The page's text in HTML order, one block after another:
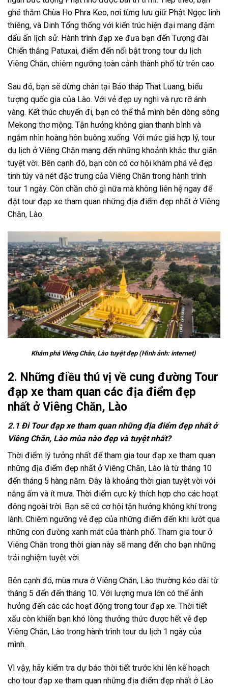
ghé thăm Chùa Ho Phra Keo, nơi từng lưu giữ Phật Ngọc linh
thiêng, và Dinh Tổng thống với kiến trúc hiện đại mang đậm
dấu ấn lịch sử. Hành trình đạp xe đưa bạn đến Tượng đài
Chiến thắng Patuxai, điểm đến nổi bật trong tour du lịch
Viêng Chăn, chiêm ngưỡng toàn cảnh thành phố từ trên cao.
Sau đó, bạn sẽ dừng chân tại Bảo tháp That Luang, biểu
tượng quốc gia của Lào. Với vẻ đẹp uy nghi và rực rỡ ánh
vàng. Kết thúc chuyến đi, bạn có thể thả mình bên dòng sông
Mekong thơ mộng. Tận hưởng không gian thanh bình và
ngắm nhìn hoàng hôn buông xuống. Với mức giá hợp lý, tour
du lịch ở Viêng Chăn mang đến những khoảnh khắc thư giãn
tuyệt vời. Bên cạnh đó, bạn còn có cơ hội khám phá vẻ đẹp
tinh túy và nét đặc trưng của Viêng Chăn trong hành trình
tour 1 ngày. Còn chần chờ gì nữa mà không liên hệ ngay để
đặt tour đạp xe tham quan những địa điểm đẹp nhất ở Viêng
Chăn, Lào.
Khám phá Viêng Chăn, Lào tuyệt đẹp (Hình ảnh: internet)
2. Những điều thú vị về cung đường Tour
đạp xe tham quan các địa điểm đẹp
nhất ở Viêng Chăn, Lào
2.1 Đi Tour đạp xe tham quan những địa điểm đẹp nhất ở
Viêng Chăn, Lào mùa nào đẹp và tuyệt nhất?
Thời điểm lý tưởng nhất để tham gia tour đạp xe tham quan
những địa điểm đẹp nhất ở Viêng Chăn, Lào là từ tháng 10
đến tháng 5 hàng năm. Đây là khoảng thời gian tuyệt vời với
nắng ấm và ít mưa. Thời điểm cực kỳ thích hợp cho các hoạt
động ngoài trời. Bạn sẽ có cơ hội tận hưởng không khí trong
lành. Chiêm ngưỡng vẻ đẹp của những điểm đến khi lướt qua
những con đường xanh mát của thành phố. Tham gia tour ở
Viêng Chăn trong thời gian này sẽ mang đến cho bạn những
trải nghiệm tuyệt vời.
Bên cạnh đó, mùa mưa ở Viêng Chăn, Lào thường kéo dài từ
tháng 5 đến đến tháng 10. Với lượng mưa lớn có thể ảnh
hưởng đến các các hoạt động trong tour đạp xe. Thời tiết
xấu còn khiến bạn khó lòng thưởng thức được hết vẻ đẹp
Viêng Chăn, Lào trong hành trình tour du lịch 1 ngày của
mình.
Vì vậy, hãy kiểm tra dự báo thời tiết trước khi lên kế hoạch
cho tour đạp xe tham quan những địa điểm đẹp nhất ở Lào